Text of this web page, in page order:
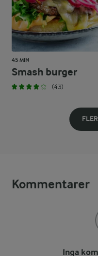
45 MIN
Smash burger
(43)
Kommentarer
Inga